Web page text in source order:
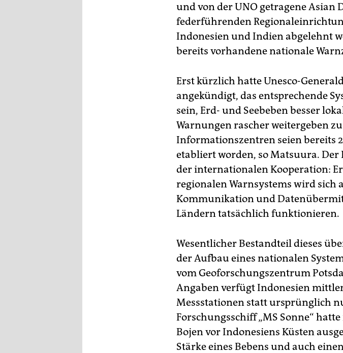
und von der UNO getragene Asian
federführenden
Indonesien und Indien abgelehnt
bereits vorhandene nationale
Erst kürzlich hatte Unesco-
angekündigt, das entsprechende
sein, Erd- und Seebeben besser
Warnungen rascher weitergeben
Informationszentren seien bereits
etabliert worden, so Matsuura.
der internationalen Kooperation:
regionalen Warnsystems wird sich
Kommunikation und
Ländern tatsächlich funktionieren.
Wesentlicher Bestandteil dieses
der Aufbau eines nationalen
vom Geoforschungszentrum
Angaben verfügt Indonesien
Messstationen statt ursprünglich
Forschungsschiff „MS Sonne“
Bojen vor Indonesiens Küsten
Stärke eines Bebens und auch